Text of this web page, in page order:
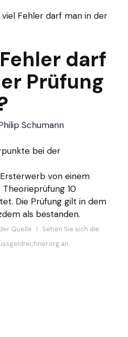
viel Fehler darf man in der
darf
Prüfung
Schumann
bei der
von einem
10
Die Prüfung gilt in dem
als bestanden.
Quelle | Sehen Sie sich die
an